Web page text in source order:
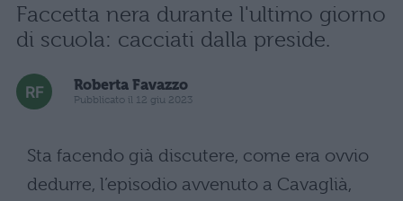
Faccetta nera durante l'ultimo giorno
di scuola: cacciati dalla preside.
Roberta Favazzo
Pubblicato il 12 giu 2023
Sta facendo già discutere, come era ovvio
dedurre, l’episodio avvenuto a Cavaglià,